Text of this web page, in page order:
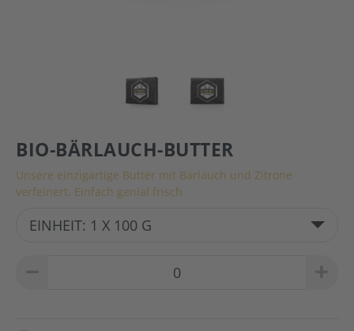
BIO-BÄRLAUCH-BUTTER
Unsere einzigartige Butter mit Bärlauch und Zitrone
verfeinert. Einfach genial frisch
EINHEIT: 1 X 100 G